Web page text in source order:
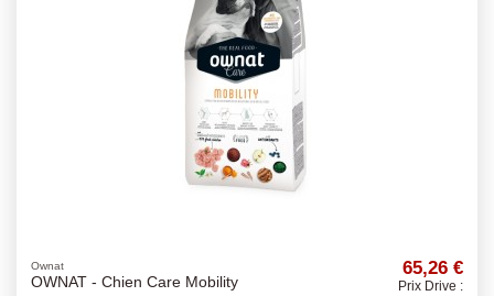
Ownat
OWNAT - Chien Care Mobility
65,26 €
Prix Drive :